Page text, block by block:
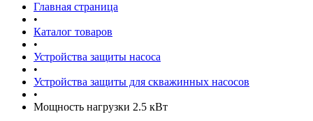
Главная страница
•
Каталог товаров
•
Устройства защиты насоса
•
Устройства защиты для скважинных насосов
•
Мощность нагрузки 2.5 кВт